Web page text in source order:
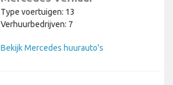
Type voertuigen: 13
Verhuurbedrijven: 7
Bekijk Mercedes huurauto's